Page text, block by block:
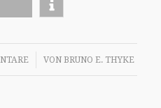
VONBRUNO E. THYKE